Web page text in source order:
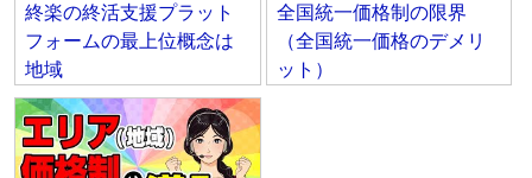
終楽の終活支援プラット
フォームの最上位概念は
地域
全国統一価格制の限界
（全国統一価格のデメリ
ット）